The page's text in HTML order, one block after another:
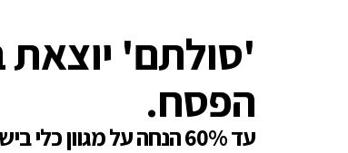
'סולתם'
הפסח.
עד 60% הנחה על מגוון כלי בישול ברשת החנויות ברחבי הארץ.